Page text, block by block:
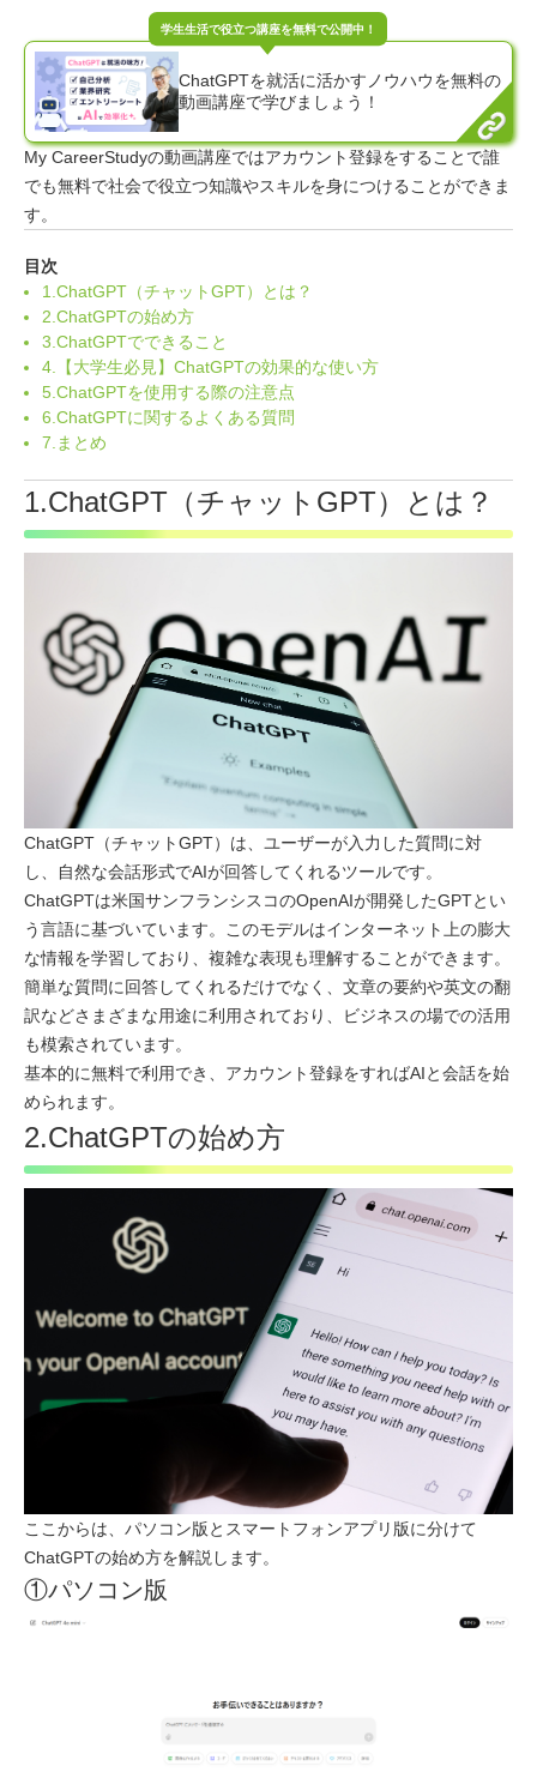
ChatGPTを就活に活かすノウハウを無料の
動画講座で学びましょう！
My CareerStudyの動画講座ではアカウント登録をすることで誰
でも無料で社会で役立つ知識やスキルを身につけることができま
す。
目次
1.ChatGPT（チャットGPT）とは？
2.ChatGPTの始め方
3.ChatGPTでできること
4.【大学生必見】ChatGPTの効果的な使い方
5.ChatGPTを使用する際の注意点
6.ChatGPTに関するよくある質問
7.まとめ
1.ChatGPT（チャットGPT）とは？
ChatGPT（チャットGPT）は、ユーザーが入力した質問に対
し、自然な会話形式でAIが回答してくれるツールです。
ChatGPTは米国サンフランシスコのOpenAIが開発したGPTとい
う言語に基づいています。このモデルはインターネット上の膨大
な情報を学習しており、複雑な表現も理解することができます。
簡単な質問に回答してくれるだけでなく、文章の要約や英文の翻
訳などさまざまな用途に利用されており、ビジネスの場での活用
も模索されています。
基本的に無料で利用でき、アカウント登録をすればAIと会話を始
められます。
2.ChatGPTの始め方
ここからは、パソコン版とスマートフォンアプリ版に分けて
ChatGPTの始め方を解説します。
①パソコン版